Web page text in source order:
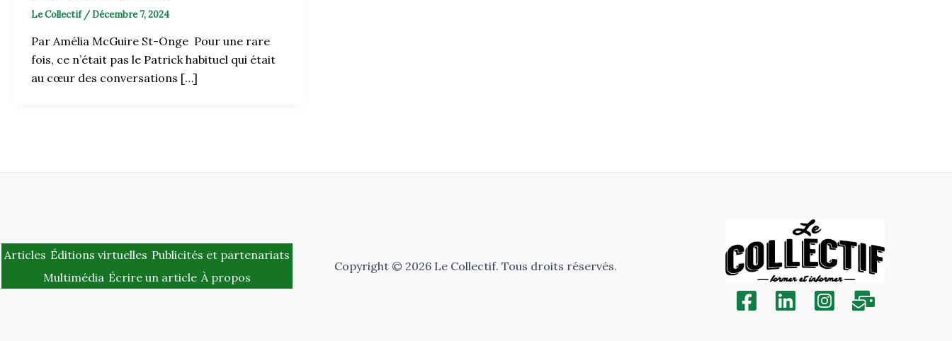
Le Collectif /Décembre 7, 2024
Par Amélia McGuire St-Onge Pour une rare
fois, ce n’était pas le Patrick habituel qui était
au cœur des conversations […]
Articles Éditions virtuelles Publicités et partenariats
Multimédia Écrire un article À propos
Copyright © 2026 Le Collectif. Tous droits réservés.